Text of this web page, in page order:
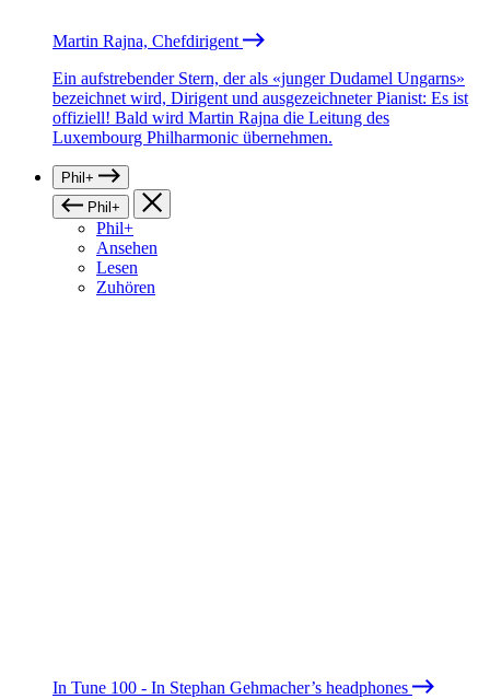
Martin Rajna, Chefdirigent
Ein aufstrebender Stern, der als «junger Dudamel Ungarns»
bezeichnet wird, Dirigent und ausgezeichneter Pianist: Es ist
offiziell! Bald wird Martin Rajna die Leitung des
Luxembourg Philharmonic übernehmen.
Phil+
Phil+
Phil+
Ansehen
Lesen
Zuhören
In Tune 100 - In Stephan Gehmacher’s headphones